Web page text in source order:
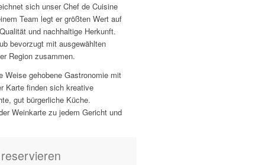
sich unser Chef de Cuisine
Team legt er größten Wert auf
und nachhaltige Herkunft.
bevorzugt mit ausgewählten
Region zusammen.
Weise gehobene Gastronomie mit
Karte finden sich kreative
gut bürgerliche Küche.
Weinkarte zu jedem Gericht und